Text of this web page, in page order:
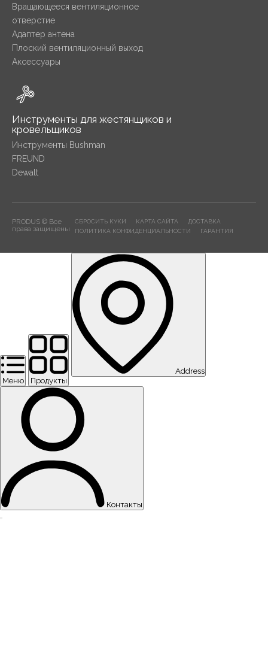
Вращающееся вентиляционное
отверстие
Адаптер антена
Плоский вентиляционный выход
Аксессуары
Инструменты для жестянщиков и
кровельщиков
Инструменты Bushman
FREUND
Dewalt
PRODUS © Все
права защищены
СБРОСИТЬ КУКИ КАРТА САЙТА
ДОСТАВКА
ПОЛИТИКА КОНФИДЕНЦИАЛЬНОСТИ
ГАРАНТИЯ
Меню Продукты
Address
Контакты